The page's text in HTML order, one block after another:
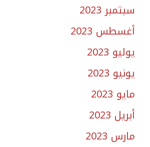
سبتمبر 2023
أغسطس 2023
يوليو 2023
يونيو 2023
مايو 2023
أبريل 2023
مارس 2023